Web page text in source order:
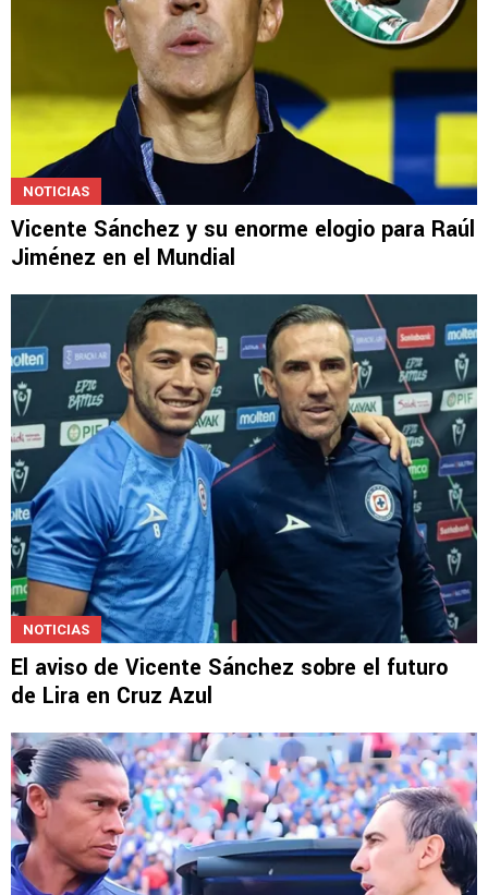
NOTICIAS
Vicente Sánchez y su enorme elogio para Raúl
Jiménez en el Mundial
NOTICIAS
El aviso de Vicente Sánchez sobre el futuro
de Lira en Cruz Azul